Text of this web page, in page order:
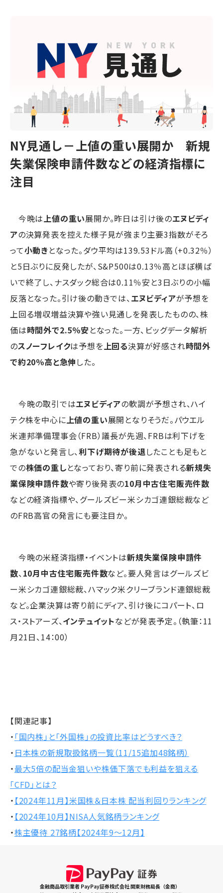
NY見通し－上値の重い展開か 新規
失業保険申請件数などの経済指標に
注目
今晩は 上値の重い展開か。昨日は引け後のエヌビディ
アの決算発表を控えた様子見が強まり主要3指数がそろ
って小動き となった。ダウ平均は139.53ドル高（+0.32％）
と5日ぶりに反発したが、S&P500は0.13％高とほぼ横ば
いで終了し、ナスダック総合は0.11％安と3日ぶりの小幅
反落となった。引け後の動きでは、 エヌビディアが予想を
上回る増収増益決算や強い見通しを発表したものの、株
価は時間外で2.5％安となった。一方、ビッグデータ解析
のスノーフレイクは予想を 上回る決算が好感され時間外
で約20％高と急伸した。
今晩の取引ではエヌビディアの軟調が予想され、ハイ
テク株を中心に 上値の重い展開となりそうだ。パウエル
米連邦準備理事会（FRB）議長が先週、FRBは利下げを
急がないと発言し、利下げ期待が後退したことも足もと
での株価の重しとなっており、寄り前に発表される新規失
業保険申請件数や寄り後発表の10月中古住宅販売件数
などの経済指標や、グールズビー米シカゴ連銀総裁など
のFRB高官の発言にも要注目か。
今晩の米経済指標・イベントは新規失業保険申請件
数、 10月中古住宅販売件数など。要人発言はグールズビ
ー米シカゴ連銀総裁、ハマック米クリーブランド連銀総裁
など。企業決算は寄り前にディア、引け後にコパート、ロ
ス・ストアーズ、インテュイットなどが発表予定。（執筆：11
月21日、14：00）
【関連記事】
・ 「国内株」と「外国株」の投資比率はどうすべき？
・ 日本株の新規取扱銘柄一覧（11/15追加48銘柄）
・最大5倍の配当金狙いや株価下落でも利益を狙える
「CFD」とは？
・ 【2024年11月】米国株＆日本株 配当利回りランキング
・ 【2024年10月】NISA人気銘柄ランキング
・株主優待 27銘柄【2024年9～12月】
金融商品取引業者 PayPay証券株式会社 関東財務局長（金商）